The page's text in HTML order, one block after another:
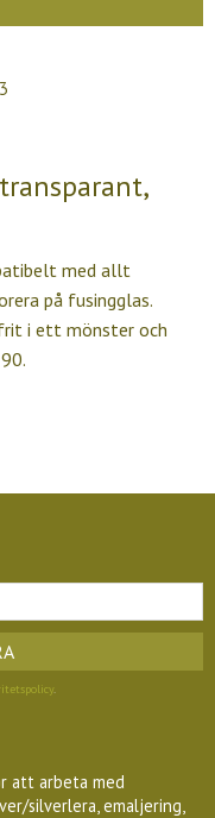
med allt
på fusingglas.
i ett mönster och
.
att arbeta med
silverlera, emaljering,